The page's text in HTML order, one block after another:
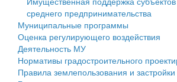
Нормативы градостроительного
Правила землепользования и застройки
Генеральные планы
среднего предпринимательства
Муниципальные программы
Оценка регулирующего воздействия
Деятельность МУ
Нормативы градостроительного
Правила землепользования и застройки